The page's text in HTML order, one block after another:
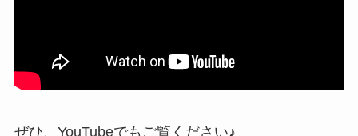
ぜひ、YouTubeでもご覧ください♪